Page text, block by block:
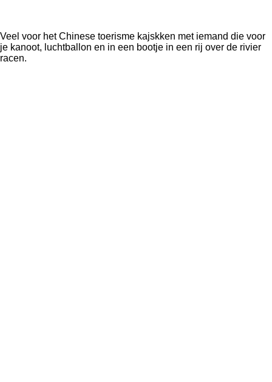
Veel voor het Chinese toerisme kajskken met iemand die voor
je kanoot, luchtballon en in een bootje in een rij over de rivier
racen.